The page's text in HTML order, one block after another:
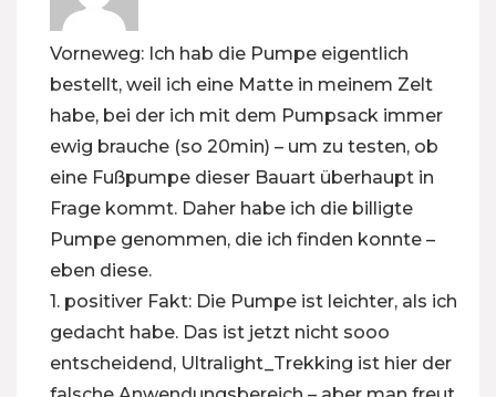
Vorneweg: Ich hab die Pumpe eigentlich
bestellt, weil ich eine Matte in meinem Zelt
habe, bei der ich mit dem Pumpsack immer
ewig brauche (so 20min) – um zu testen, ob
eine Fußpumpe dieser Bauart überhaupt in
Frage kommt. Daher habe ich die billigte
Pumpe genommen, die ich finden konnte –
eben diese.
1. positiver Fakt: Die Pumpe ist leichter, als ich
gedacht habe. Das ist jetzt nicht sooo
entscheidend, Ultralight_Trekking ist hier der